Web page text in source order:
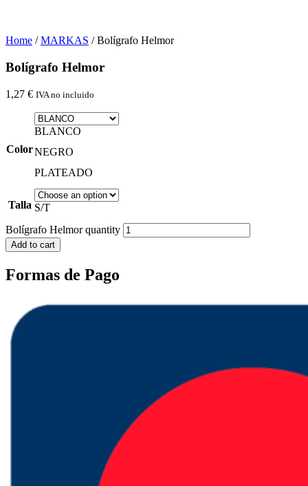
Home /MARKAS / Bolígrafo Helmor
Bolígrafo Helmor
1,27 € IVA no incluido
Color
BLANCO
NEGRO
PLATEADO
Talla S/T
Bolígrafo Helmor quantity
Add to cart
Formas de Pago